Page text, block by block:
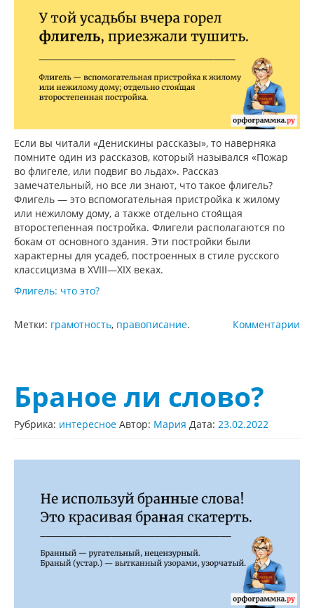
Если вы читали «Денискины рассказы», то наверняка
помните один из рассказов, который назывался «Пожар
во флигеле, или подвиг во льдах». Рассказ
замечательный, но все ли знают, что такое флигель?
Флигель — это вспомогательная пристройка к жилому
или нежилому дому, а также отдельно стоя́щая
второстепенная постройка. Флигели располагаются по
бокам от основного здания. Эти постройки были
характерны для усадеб, построенных в стиле русского
классицизма в XVIII—XIX веках.
Флигель: что это?
Комментарии
Метки: грамотность, правописание.
Браное ли слово?
Рубрика: интересное Автор: Мария Дата: 23.02.2022